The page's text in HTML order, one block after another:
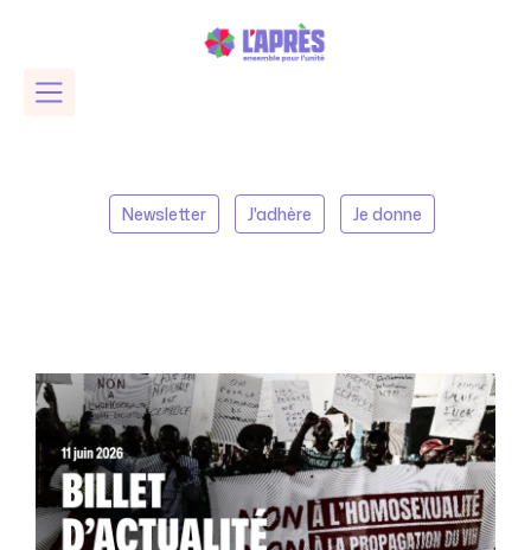
Newsletter J'adhère Je donne